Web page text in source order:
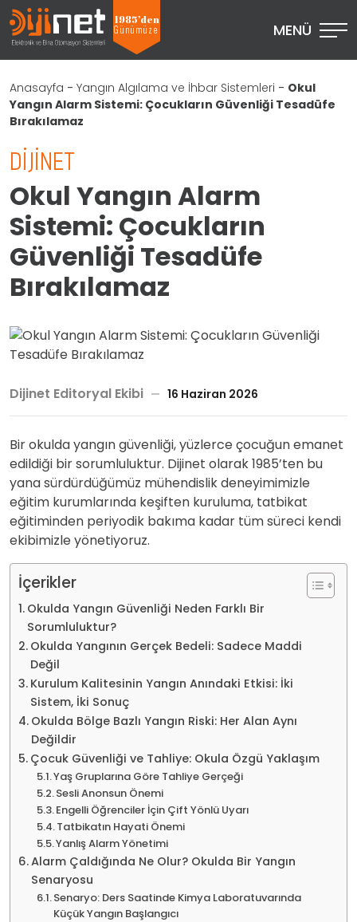
1985’den
Günümüze
MENÜ
Anasayfa - Yangın Algılama ve İhbar Sistemleri - Okul
Yangın Alarm Sistemi: Çocukların Güvenliği Tesadüfe
Bırakılamaz
DIJINET
Okul Yangın Alarm
Sistemi: Çocukların
Güvenliği Tesadüfe
Bırakılamaz
Dijinet Editoryal Ekibi 16 Haziran 2026
Bir okulda yangın güvenliği, yüzlerce çocuğun emanet
edildiği bir sorumluluktur. Dijinet olarak 1985’ten bu
yana sürdürdüğümüz mühendislik deneyimimizle
eğitim kurumlarında keşiften kuruluma, tatbikat
eğitiminden periyodik bakıma kadar tüm süreci kendi
ekibimizle yönetiyoruz.
İçerikler
Okulda Yangın Güvenliği Neden Farklı Bir
Sorumluluktur?
Okulda Yangının Gerçek Bedeli: Sadece Maddi
Değil
Kurulum Kalitesinin Yangın Anındaki Etkisi: İki
Sistem, İki Sonuç
Okulda Bölge Bazlı Yangın Riski: Her Alan Aynı
Değildir
Çocuk Güvenliği ve Tahliye: Okula Özgü Yaklaşım
Yaş Gruplarına Göre Tahliye Gerçeği
Sesli Anonsun Önemi
Engelli Öğrenciler İçin Çift Yönlü Uyarı
Tatbikatın Hayati Önemi
Yanlış Alarm Yönetimi
Alarm Çaldığında Ne Olur? Okulda Bir Yangın
Senaryosu
Senaryo: Ders Saatinde Kimya Laboratuvarında
Küçük Yangın Başlangıcı